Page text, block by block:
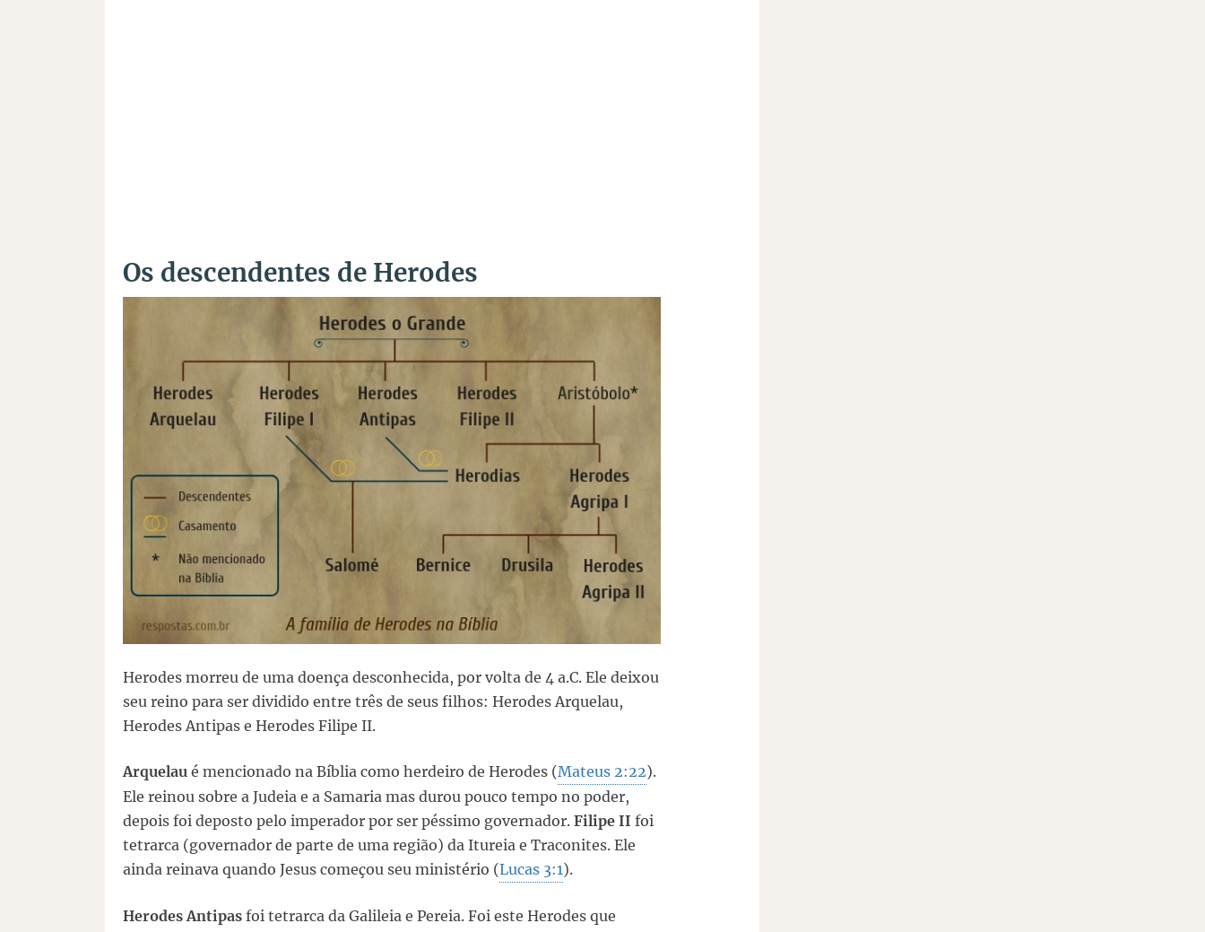
Os descendentes de Herodes
Herodes morreu de uma doença desconhecida, por volta de 4 a.C. Ele deixou
seu reino para ser dividido entre três de seus filhos: Herodes Arquelau,
Herodes Antipas e Herodes Filipe II.
Arquelau é mencionado na Bíblia como herdeiro de Herodes (Mateus 2:22).
Ele reinou sobre a Judeia e a Samaria mas durou pouco tempo no poder,
depois foi deposto pelo imperador por ser péssimo governador. Filipe II foi
tetrarca (governador de parte de uma região) da Itureia e Traconites. Ele
ainda reinava quando Jesus começou seu ministério (Lucas 3:1).
Herodes Antipas foi tetrarca da Galileia e Pereia. Foi este Herodes que